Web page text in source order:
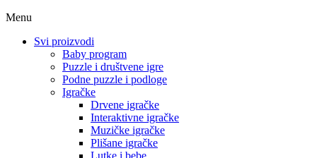
Menu
Svi proizvodi
Baby program
Puzzle i društvene igre
Podne puzzle i podloge
Igračke
Drvene igračke
Interaktivne igračke
Muzičke igračke
Plišane igračke
Lutke i bebe